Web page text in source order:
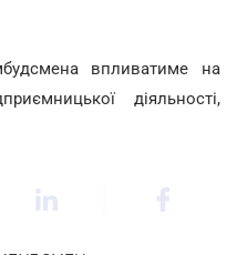
впливатиме на
діяльності,